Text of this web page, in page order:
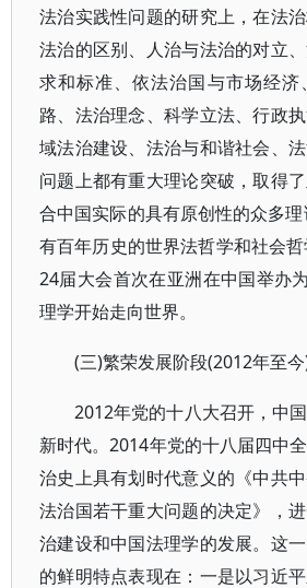
法治实践性问题的研究上，在法
法治的区别、人治与法治的对立
求和标准、依法治国与市场经济
路、法治理念、科学立法、行政
域法治建设、法治与和谐社会、
问题上都有重大理论突破，取得
合中国实际的具有原创性的众多
有百年历史的世界法哲学和社会
24届大会首次在亚洲在中国举办
理学开始走向世界。
(三)繁荣发展阶段(2012年至
2012年党的十八大召开，中
新时代。2014年党的十八届四中
治史上具有划时代意义的《中共
法治国若干重大问题的决定》，
治建设和中国法理学的发展。这
的鲜明特点表现在：一是以习近